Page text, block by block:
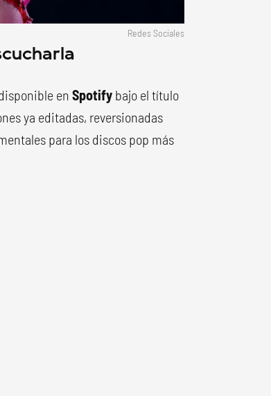
Redes Sociales
en Spotify bajo el título
ya editadas, reversionadas
para los discos pop más